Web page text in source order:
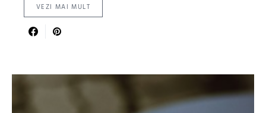
VEZI MAI MULT